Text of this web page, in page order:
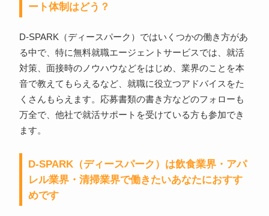
ート体制はどう？
D-SPARK（ディースパーク）ではいくつかの働き方があ
る中で、特に無料就職エージェントサービスでは、就活
対策、面接時のノウハウなどをはじめ、業界のことを本
音で教えてもらえるなど、就職に役立つアドバイスをた
くさんもらえます。応募書類の書き方などのフォローも
万全で、他社で就活サポートを受けている方も参加でき
ます。
D-SPARK（ディースパーク）は飲食業界・アパ
レル業界・清掃業界で働きたいあなたにおすす
めです